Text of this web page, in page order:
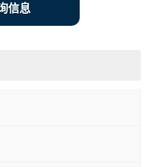
信息